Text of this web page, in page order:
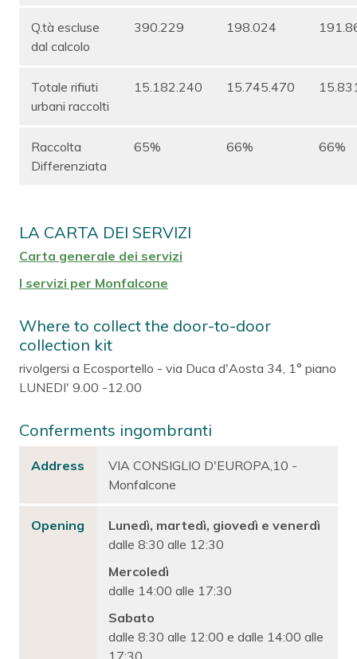
Q.tà escluse
dal calcolo
390.229 198.024
Totale rifiuti
urbani raccolti
15.182.240 15.745.470
Raccolta
Differenziata
65% 66% 66%
LA CARTA DEI SERVIZI
Carta generale dei servizi
I servizi per Monfalcone
Where to collect the door-to-door
collection kit
rivolgersi a Ecosportello - via Duca d'Aosta 34, 1° piano
LUNEDI' 9.00 -12.00
Conferments ingombranti
Address
VIA CONSIGLIO D'EUROPA,10 -
Monfalcone
Opening
Lunedì, martedì, giovedì e venerdì
dalle 8:30 alle 12:30
Mercoledì
dalle 14:00 alle 17:30
Sabato
dalle 8:30 alle 12:00 e dalle 14:00 alle
17:30